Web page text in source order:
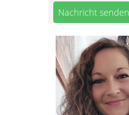
Nachricht senden